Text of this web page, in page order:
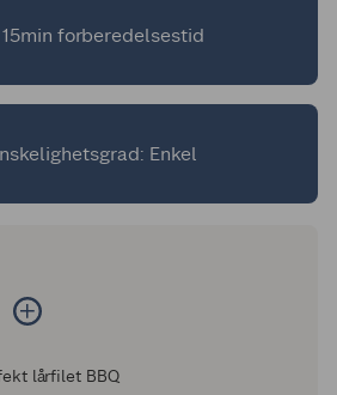
forberedelsestid
Enkel
lårfilet BBQ